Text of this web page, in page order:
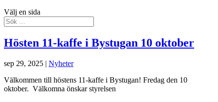
Välj en sida
Hösten 11-kaffe i Bystugan 10 oktober
sep 29, 2025 | Nyheter
Välkommen till höstens 11-kaffe i Bystugan! Fredag den 10
oktober. Välkomna önskar styrelsen